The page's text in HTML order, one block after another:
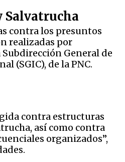
Salvatrucha
contra los presuntos
realizadas por
General de
(SGIC), de la PNC.
contra estructuras
así como contra
organizados”,